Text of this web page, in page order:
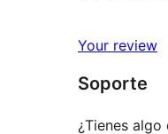
Your review
Soporte
¿Tienes algo